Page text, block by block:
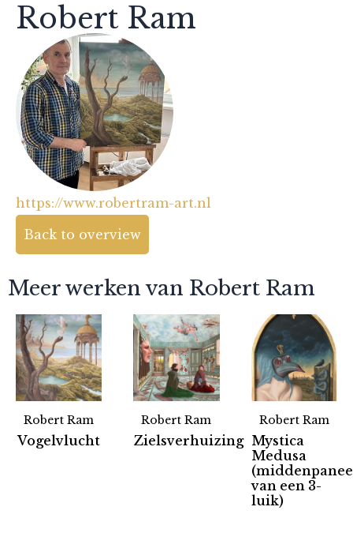
Robert Ram
https://www.robertram-art.nl
Back to overview
Meer werken van Robert Ram
Robert Ram
Vogelvlucht
Robert Ram
Zielsverhuizing
Robert Ram
Mystica
Medusa
van een 3-
luik)